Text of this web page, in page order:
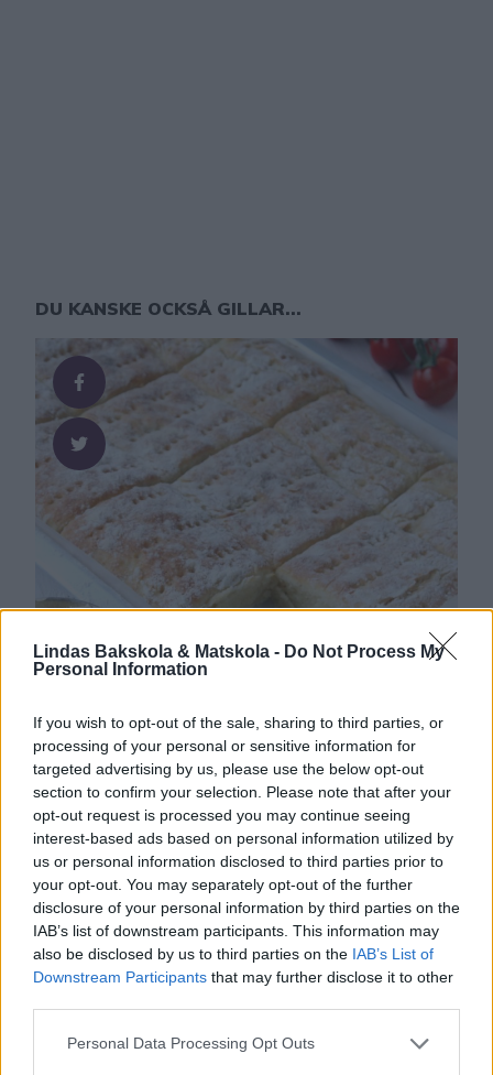
Lindas Bakskola & Matskola - Do Not Process My
Personal Information
If you wish to opt-out of the sale, sharing to third parties, or
processing of your personal or sensitive information for
targeted advertising by us, please use the below opt-out
section to confirm your selection. Please note that after your
opt-out request is processed you may continue seeing
interest-based ads based on personal information utilized by
us or personal information disclosed to third parties prior to
your opt-out. You may separately opt-out of the further
disclosure of your personal information by third parties on the
IAB’s list of downstream participants. This information may
also be disclosed by us to third parties on the IAB’s List of
Downstream Participants that may further disclose it to other
Personal Data Processing Opt Outs
DU KANSKE OCKSÅ GILLAR...
Lindas matbröd
SCONES I LÅNGPANNA
Scones är ett klassiskt, snabbt frukostbröd som inte
behöver jäsa. Att baka ut det i långpanna eller på en
vanligt ugnsplåt gör det ännu enklare och räcker till
många. Frys direkt in de bröd som inte äts upp så blir
de som färska om du tinar dem snabbt i mikron. Här
hittar du fler goda, …
0